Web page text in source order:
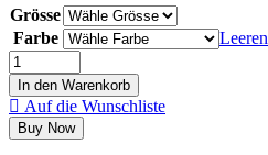
Grösse
Farbe
Leeren
In den Warenkorb
Auf die Wunschliste
Buy Now